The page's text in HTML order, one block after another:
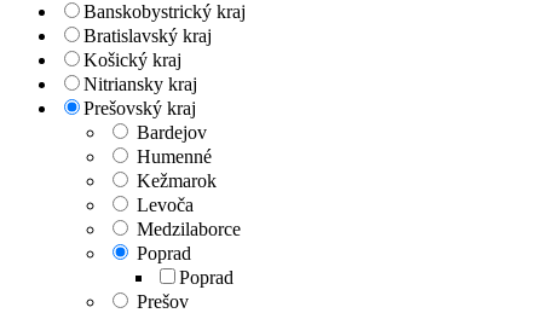
Banskobystrický kraj
Bratislavský kraj
Košický kraj
Nitriansky kraj
Prešovský kraj
Bardejov
Humenné
Kežmarok
Levoča
Medzilaborce
Poprad
Poprad
Prešov